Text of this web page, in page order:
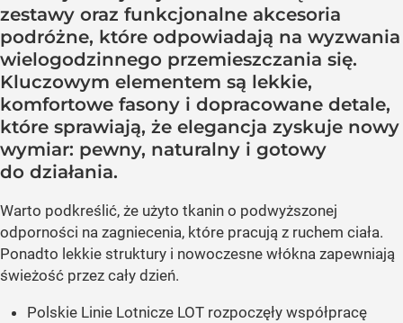
zestawy oraz funkcjonalne akcesoria
podróżne, które odpowiadają na wyzwania
wielogodzinnego przemieszczania się.
Kluczowym elementem są lekkie,
komfortowe fasony i dopracowane detale,
które sprawiają, że elegancja zyskuje nowy
wymiar: pewny, naturalny i gotowy
do działania.
Warto podkreślić, że użyto tkanin o podwyższonej
odporności na zagniecenia, które pracują z ruchem ciała.
Ponadto lekkie struktury i nowoczesne włókna zapewniają
świeżość przez cały dzień.
Polskie Linie Lotnicze LOT rozpoczęły współpracę